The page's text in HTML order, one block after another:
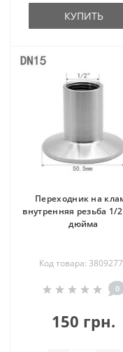
КУПИТЬ
Переходник на
внутренняя резьба 1/
дюйма
Код товара:
0
150 грн.